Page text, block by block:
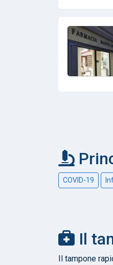
COVID-19
Il
Il tampone